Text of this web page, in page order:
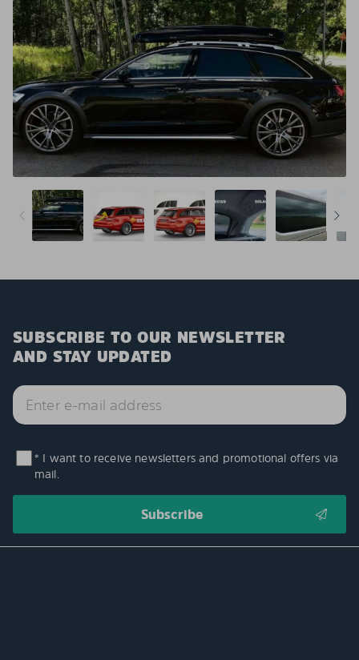
SUBSCRIBE TO OUR NEWSLETTER
AND STAY UPDATED
* I want to receive newsletters and promotional offers via
mail.